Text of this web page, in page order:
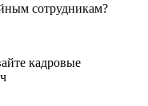
сотрудникам?
кадровые